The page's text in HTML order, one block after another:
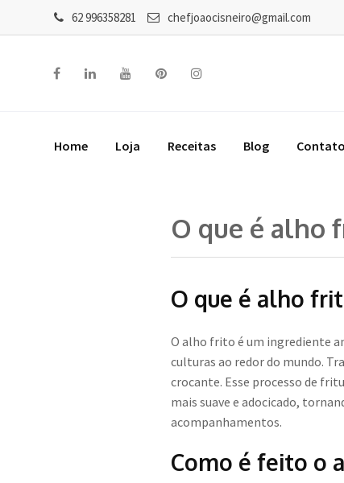
62 996358281 chefjoaocisneiro@gmail.com
Home Loja Receitas Blog
O que é alho
O que é alho
O alho frito é um ingrediente
culturas ao redor do mundo.
crocante. Esse processo de
mais suave e adocicado,
acompanhamentos.
Como é feito o